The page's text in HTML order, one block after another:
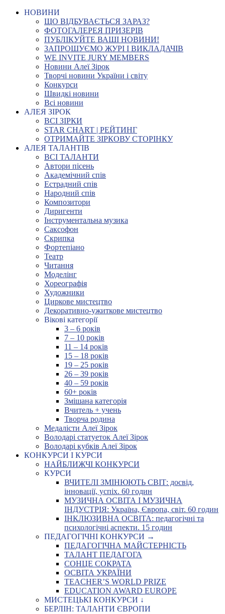
НОВИНИ
ЩО ВІДБУВАЄТЬСЯ ЗАРАЗ?
ФОТОГАЛЕРЕЯ ПРИЗЕРІВ
ПУБЛІКУЙТЕ ВАШІ НОВИНИ!
ЗАПРОШУЄМО ЖУРІ І ВИКЛАДАЧІВ
WE INVITE JURY MEMBERS
Новини Алеї Зірок
Творчі новини України і світу
Конкурси
Швидкі новини
Всі новини
АЛЕЯ ЗІРОК
ВСІ ЗІРКИ
STAR CHART | РЕЙТИНГ
ОТРИМАЙТЕ ЗІРКОВУ СТОРІНКУ
АЛЕЯ ТАЛАНТІВ
ВСІ ТАЛАНТИ
Автори пісень
Академічний спів
Естрадний спів
Народний спів
Композитори
Диригенти
Інструментальна музика
Саксофон
Скрипка
Фортепіано
Театр
Читання
Моделінг
Хореографія
Художники
Циркове мистецтво
Декоративно-ужиткове мистецтво
Вікові категорії
3 – 6 років
7 – 10 років
11 – 14 років
15 – 18 років
19 – 25 років
26 – 39 років
40 – 59 років
60+ років
Змішана категорія
Вчитель + учень
Творча родина
Медалісти Алеї Зірок
Володарі статуеток Алеї Зірок
Володарі кубків Алеї Зірок
КОНКУРСИ І КУРСИ
НАЙБЛИЖЧІ КОНКУРСИ
КУРСИ
ВЧИТЕЛІ ЗМІНЮЮТЬ СВІТ: досвід,
інновації, успіх. 60 годин
МУЗИЧНА ОСВІТА І МУЗИЧНА
ІНДУСТРІЯ: Україна, Європа, світ. 60 годин
ІНКЛЮЗИВНА ОСВІТА: педагогічні та
психологічні аспекти. 15 годин
ПЕДАГОГІЧНІ КОНКУРСИ →
ПЕДАГОГІЧНА МАЙСТЕРНІСТЬ
ТАЛАНТ ПЕДАГОГА
СОНЦЕ СОКРАТА
ОСВІТА УКРАЇНИ
TEACHER’S WORLD PRIZE
EDUCATION AWARD EUROPE
МИСТЕЦЬКІ КОНКУРСИ ↓
БЕРЛІН: ТАЛАНТИ ЄВРОПИ